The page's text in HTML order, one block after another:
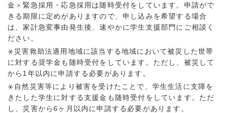
金＞緊急採用・応急採用は随時受付をしています。申請がで
きる期限に定めがありますので、申し込みを希望する場合
は、家計急変事由発生後、速やかに学生支援部門にご相談く
ださい。
⚹災害救助法適用地域に該当する地域において被災した世帯
に対する奨学金も随時受付をしています。ただし、被災して
から1年以内に申請する必要があります。
⚹自然災害等により被害を受けたことで、学生生活に支障を
きたした学生に対する支援金も随時受付をしています。ただ
し、災害から6ヶ月以内に申請する必要があります。